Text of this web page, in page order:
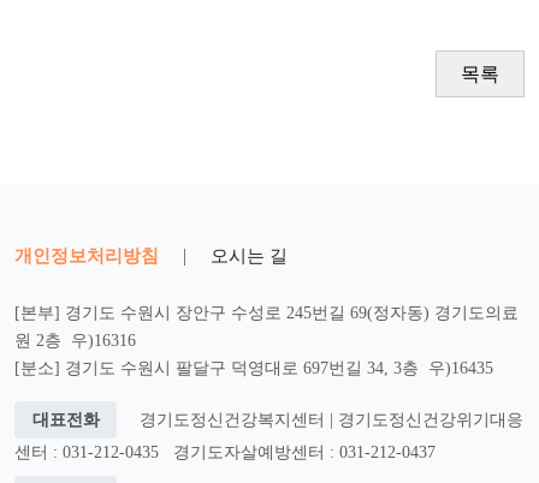
목록
개인정보처리방침 | 오시는 길
[본부] 경기도 수원시 장안구 수성로 245번길 69(정자동) 경기도의료
원 2층 우)16316
[분소] 경기도 수원시 팔달구 덕영대로 697번길 34, 3층 우)16435
대표전화
경기도정신건강복지센터 | 경기도정신건강위기대응
센터 : 031-212-0435
경기도자살예방센터 : 031-212-0437